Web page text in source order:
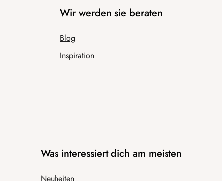
Wir werden sie beraten
Blog
Inspiration
Was interessiert dich am meisten
Neuheiten